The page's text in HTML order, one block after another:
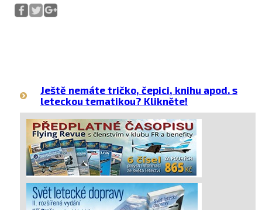
Ještě nemáte tričko, čepici, knihu apod. s
leteckou tematikou? Klikněte!